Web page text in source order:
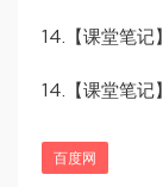
14.【课堂笔
14.【课堂笔
百度网